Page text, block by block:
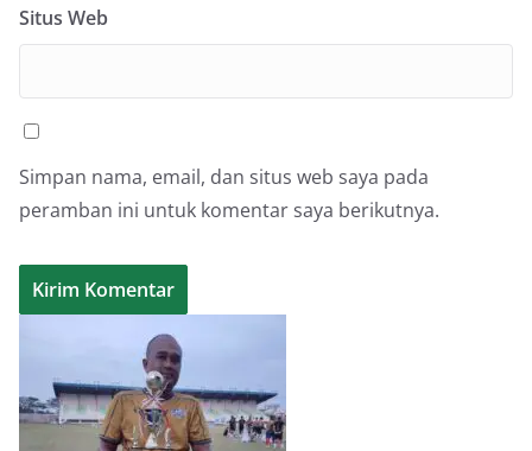
Situs Web
Simpan nama, email, dan situs web saya pada
peramban ini untuk komentar saya berikutnya.